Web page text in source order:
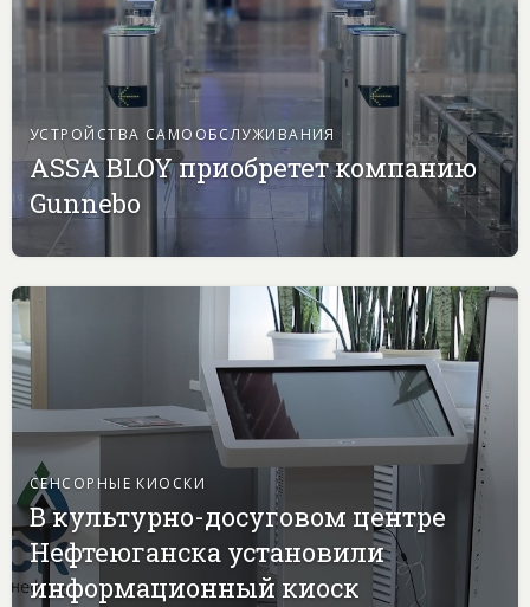
УСТРОЙСТВА САМООБСЛУЖИВАНИЯ
ASSA BLOY приобретет компанию
Gunnebo
СЕНСОРНЫЕ КИОСКИ
В культурно-досуговом центре
Нефтеюганска установили
информационный киоск